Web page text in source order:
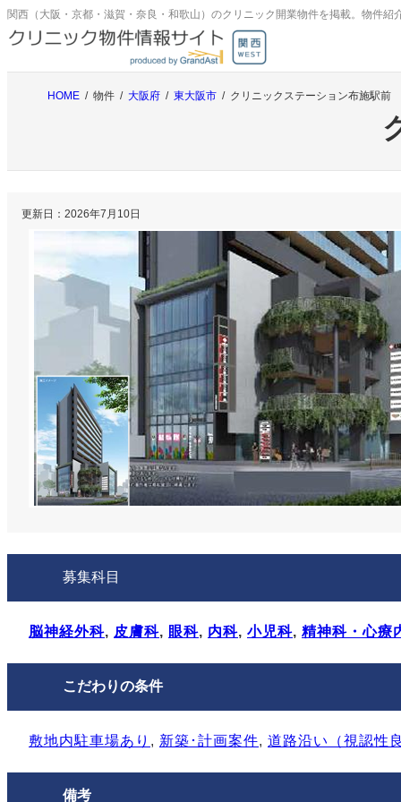
内
容
ス
関西（大阪・京都・滋賀・奈良・和歌山）のクリニック開業物件を掲載。物件
HOME 物件 大阪府 東大阪市 クリニックステーション布施駅前
更新日： 2026年7月10日
募集科目
脳神経外科, 皮膚科, 眼科, 内科, 小児科, 精神科・心療
こだわりの条件
敷地内駐⾞場あり , 新築･計画案件, 道路沿い（視認性
備考